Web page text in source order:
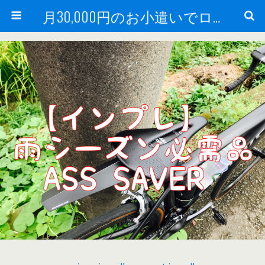
月30,000円のお小遣いでロードバイク